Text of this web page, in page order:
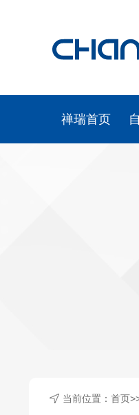
禅瑞首页
当前位置： 首页